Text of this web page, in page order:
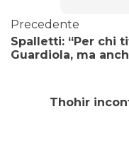
Precedente
Spalletti: “Per chi
Guardiola, ma
Thohir